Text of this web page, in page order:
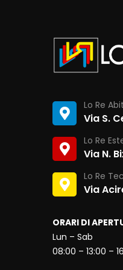
Lo Re
Via S.
Lo Re
Via N.
Lo Re
Via
ORARI DI
Lun – Sab
08:00 – 13:00 –